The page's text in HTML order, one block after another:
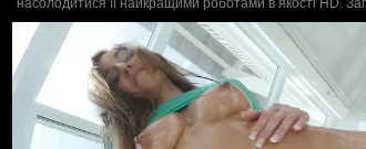
насолодитися її найкращими роботами в якості HD.